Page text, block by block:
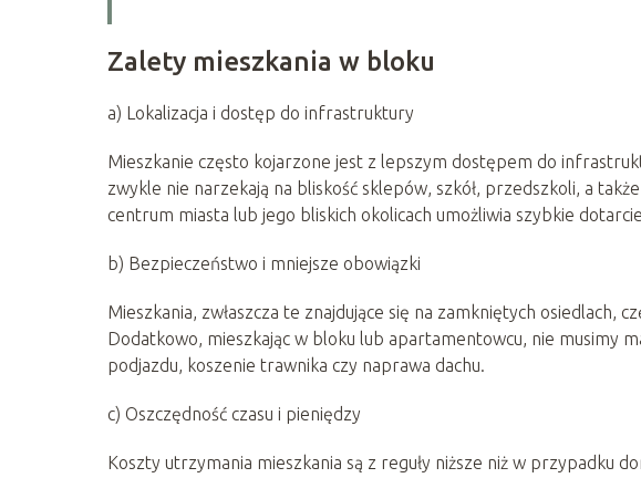
Zalety mieszkania w bloku
a) Lokalizacja i dostęp do infrastruktury
Mieszkanie często kojarzone jest z lepszym dostępem do
zwykle nie narzekają na bliskość sklepów, szkół, przedszkoli, a
centrum miasta lub jego bliskich okolicach umożliwia szybkie
b) Bezpieczeństwo i mniejsze obowiązki
Mieszkania, zwłaszcza te znajdujące się na zamkniętych osiedlach,
Dodatkowo, mieszkając w bloku lub apartamentowcu, nie musimy
podjazdu, koszenie trawnika czy naprawa dachu.
c) Oszczędność czasu i pieniędzy
Koszty utrzymania mieszkania są z reguły niższe niż w przypadku